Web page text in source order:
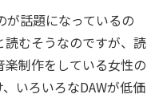
が話題になっているの
読むそうなのですが、読
楽制作をしている女性の
いろいろなDAWが低価